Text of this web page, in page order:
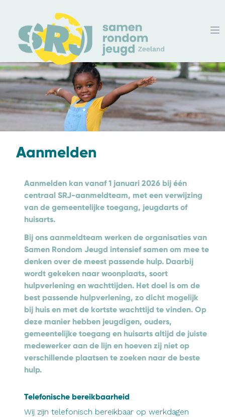
Aanmelden
Aanmelden kan vanaf 1 januari 2026 bij één
centraal SRJ-aanmeldteam, met een verwijzing
van de gemeentelijke toegang, jeugdarts of
huisarts.
Bij ons aanmeldteam werken de organisaties van
Samen Rondom Jeugd intensief samen om mee te
denken over de meest passende hulp. Daarbij
wordt gekeken naar woonplaats, soort
hulpverlening en wachttijden. Het doel is om de
best passende hulpverlening, zo dicht mogelijk
bij huis en met de kortste wachttijd te vinden. Op
deze manier hebben jeugdigen, ouders,
gemeentelijke toegang en huisarts altijd de juiste
medewerker aan de lijn en hoeven zij niet op
verschillende plaatsen te zoeken naar de beste
hulp.
Telefonische bereikbaarheid
Wij zijn telefonisch bereikbaar op werkdagen